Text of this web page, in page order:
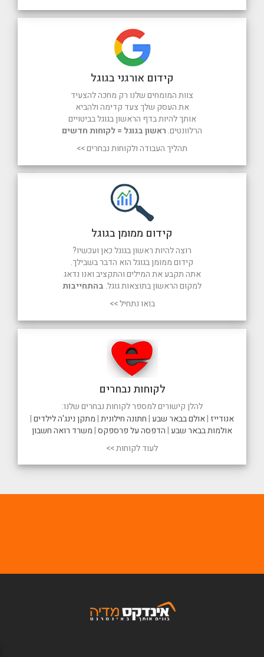
לקוחות נבחרים
להלן קישורים למספר לקוחות נבחרים שלנו:
אנודייז |אולם בבאר שבע|חתונה חילונית|מתקן נינג'ה לילדים|
אולמות בבאר שבע|הדפסה על פרספקס|משרד רואה חשבון
לעוד לקוחות >>
קידום ממומן בגוגל
רוצה להיות ראשון בגוגל כאן ועכשיו?
קידום ממומן בגוגל הוא הדבר בשבילך.
אתה תקבע את המילים והתקציב ואנו נדאג
למקום הראשון בתוצאות גוגל. בהתחייבות
בואו נתחיל >>
קידום אורגני בגוגל
צוות המומחים שלנו רק מחכה להצעיד
את העסק שלך צעד קדימה ולהביא
אותך להיות בדף הראשון בגוגל בביטויים
הרלוונטים. ראשון בגוגל = לקוחות חדשים
תהליך העבודה ולקוחות נבחרים >>